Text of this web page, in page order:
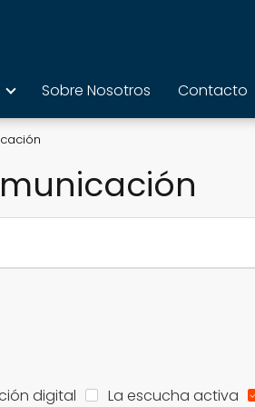
Sobre Nosotros Contacto
digital La escucha activa